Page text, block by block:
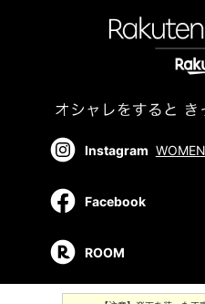
Instagram WOMEN
Facebook
ROOM